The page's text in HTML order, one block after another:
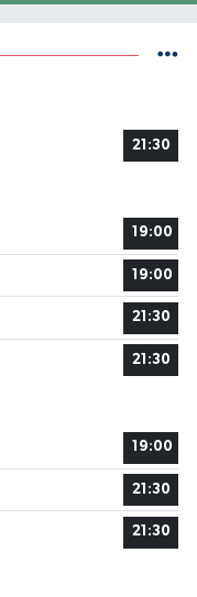
21:30
19:00
19:00
21:30
21:30
19:00
21:30
21:30